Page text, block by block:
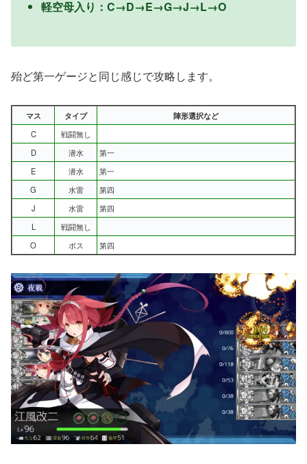
軽空母入り：C→D→E→G→J→L→O
殆ど第一ゲージと同じ感じで攻略します。
マス タイプ
陣形選択など
C
戦闘無し
D
潜水
第一
E
潜水
第一
G
水雷
第四
J
水雷
第四
L
戦闘無し
O
ボス 第四